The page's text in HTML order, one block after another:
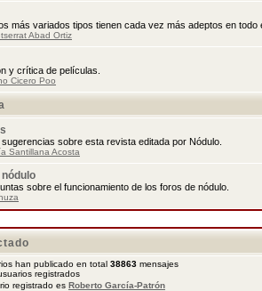
más variados tipos tienen cada vez más adeptos en todo
Abad Ortiz
y crítica de películas.
Cicero Poo
sobre esta revista editada por Nódulo.
Santillana Acosta
sobre el funcionamiento de los foros de nódulo.
han publicado en total 38863 mensajes
registrados
registrado es Roberto García-Patrón